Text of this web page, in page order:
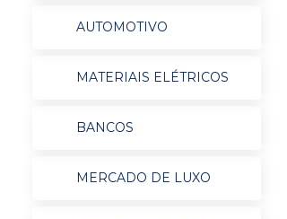
AUTOMOTIVO
MATERIAIS ELÉTRICOS
BANCOS
MERCADO DE LUXO